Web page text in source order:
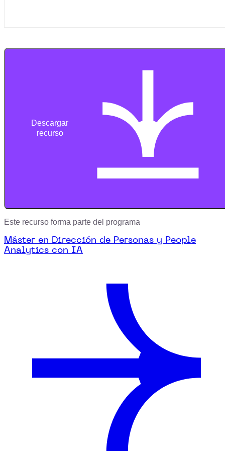
Descargar
recurso
Este recurso forma parte del programa
Máster en Dirección de Personas y People
Analytics con IA